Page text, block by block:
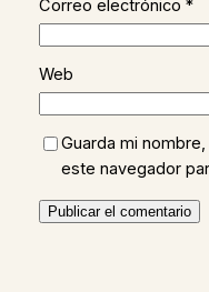
Correo electrónico *
Web
Guarda mi
este navegador